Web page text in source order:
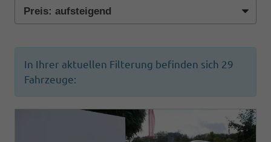
In Ihrer aktuellen Filterung befinden sich 29
Fahrzeuge: